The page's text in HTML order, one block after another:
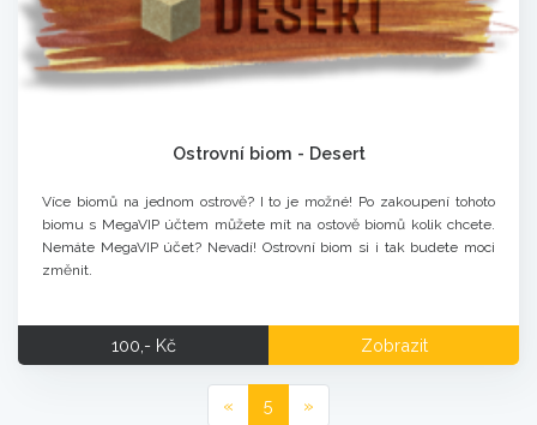
Ostrovní biom - Desert
Více biomů na jednom ostrově? I to je možné! Po zakoupení tohoto
biomu s MegaVIP účtem můžete mít na ostově biomů kolik chcete.
Nemáte MegaVIP účet? Nevadí! Ostrovní biom si i tak budete moci
změnit.
100,- Kč Zobrazit
« 5 »